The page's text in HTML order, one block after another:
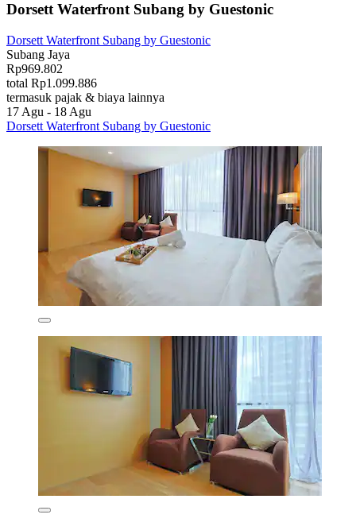
Dorsett Waterfront Subang by Guestonic
Dorsett Waterfront Subang by Guestonic
Subang Jaya
Rp969.802
total Rp1.099.886
termasuk pajak & biaya lainnya
17 Agu - 18 Agu
Dorsett Waterfront Subang by Guestonic